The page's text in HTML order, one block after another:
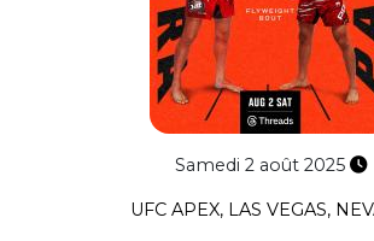
Samedi 2 août 2025
UFC APEX, LAS VEGAS,